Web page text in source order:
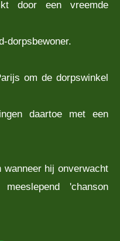
door een vreemde
dorpsbewoner.
om de dorpswinkel
daartoe met een
hij onverwacht
'chanson